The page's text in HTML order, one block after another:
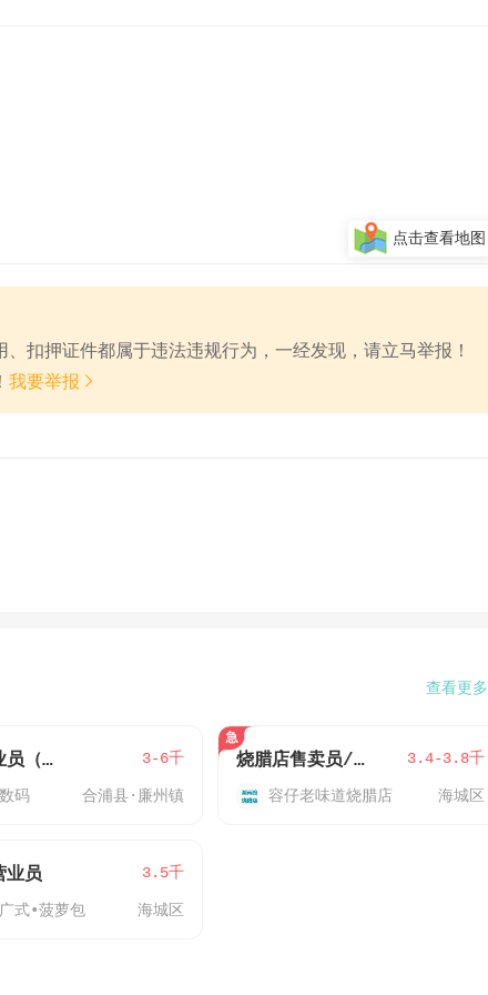
点击查看地图
扣押证件都属于违法违规行为，一经发现，请立马举报！
我要举报 
查看更多
移动营业员（合浦解放路营业厅） 3-6千
码 合浦县·廉州镇
烧腊店售卖员/营业员 3.4-3.8千
容仔老味道烧腊店 海城区
业员 3.5千
式•菠萝包 海城区